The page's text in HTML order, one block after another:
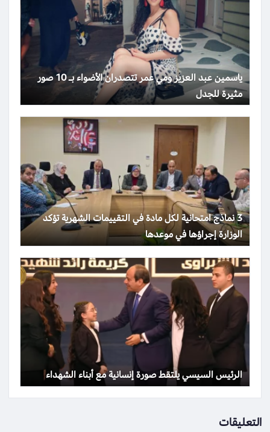
ياسمين عبد العزيز ومي عمر تتصدران الأضواء بـ 10 صور
مثيرة للجدل
3 نماذج امتحانية لكل مادة في التقييمات الشهرية تؤكد
الوزارة إجراؤها في موعدها
الرئيس السيسي يلتقط صورة إنسانية مع أبناء الشهداء
التعليقات